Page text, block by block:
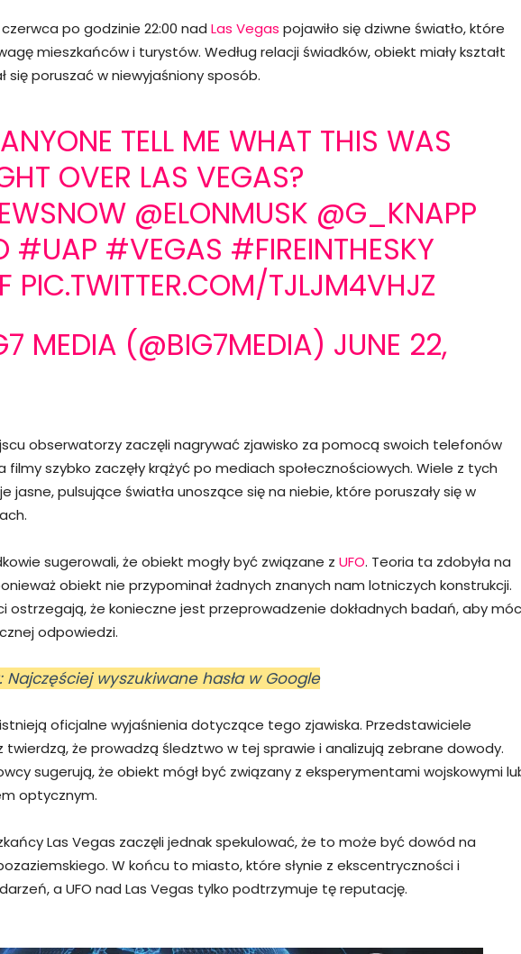
po godzinie 22:00 nad Las Vegas pojawiło się dziwne światło, które
mieszkańców i turystów. Według relacji świadków, obiekt miały kształt
się poruszać w niewyjaśniony sposób.
TELL ME WHAT THIS WAS
OVER LAS VEGAS?
@ELONMUSK @G_KNAPP
#UAP #VEGAS #FIREINTHESKY
PIC.TWITTER.COM/TJLJM4VHJZ
MEDIA (@BIG7MEDIA) JUNE 22,
obserwatorzy zaczęli nagrywać zjawisko za pomocą swoich telefonów
filmy szybko zaczęły krążyć po mediach społecznościowych. Wiele z tych
jasne, pulsujące światła unoszące się na niebie, które poruszały się w
sugerowali, że obiekt mogły być związane z UFO. Teoria ta zdobyła na
obiekt nie przypominał żadnych znanych nam lotniczych konstrukcji.
ostrzegają, że konieczne jest przeprowadzenie dokładnych badań, aby móc
odpowiedzi.
Najczęściej wyszukiwane hasła w Google
oficjalne wyjaśnienia dotyczące tego zjawiska. Przedstawiciele
twierdzą, że prowadzą śledztwo w tej sprawie i analizują zebrane dowody.
sugerują, że obiekt mógł być związany z eksperymentami wojskowymi
optycznym.
Las Vegas zaczęli jednak spekulować, że to może być dowód na
W końcu to miasto, które słynie z ekscentryczności i
a UFO nad Las Vegas tylko podtrzymuje tę reputację.